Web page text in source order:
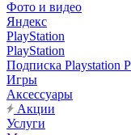
Фото и видео
Яндекс
PlayStation
PlayStation
Подписка Playstation
Игры
Аксессуары
Акции
Услуги